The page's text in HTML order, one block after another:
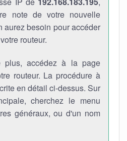
note de votre nouvelle
aurez besoin pour accéder
routeur.
plus, accédez à la page
routeur. La procédure à
en détail ci-dessus. Sur
cherchez le menu
généraux, ou d'un nom